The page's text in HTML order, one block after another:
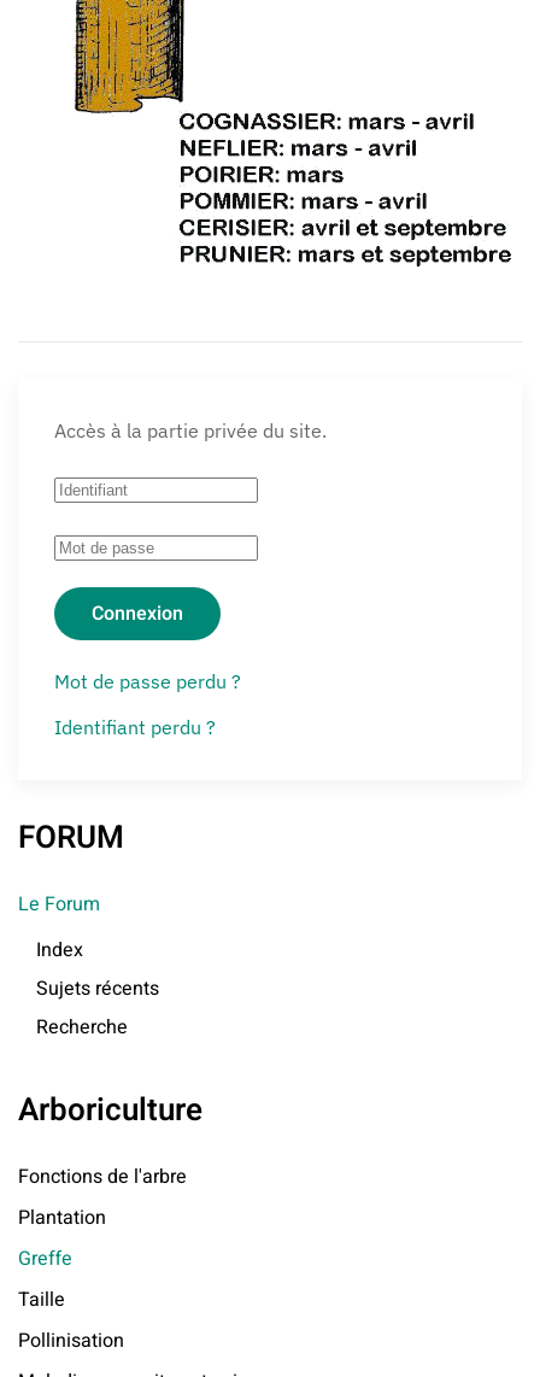
Accès à la partie privée du site.
Connexion
Mot de passe perdu ?
Identifiant perdu ?
FORUM
Le Forum
Index
Sujets récents
Recherche
Arboriculture
Fonctions de l'arbre
Plantation
Greffe
Taille
Pollinisation